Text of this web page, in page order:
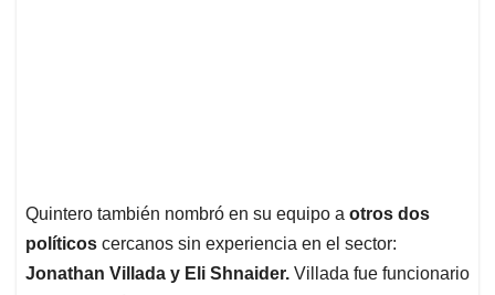
Quintero también nombró en su equipo a otros dos
políticos cercanos sin experiencia en el sector:
Jonathan Villada y Eli Shnaider. Villada fue funcionario